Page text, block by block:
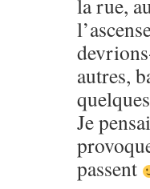
la rue,
autres,
Je
passent